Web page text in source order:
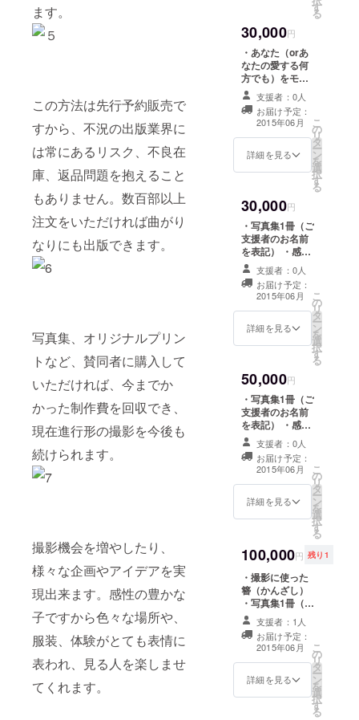
ます。
この方法は先行予約販売で
すから、不況の出版業界に
は常にあるリスク、不良在
庫、返品問題を抱えること
もありません。数百部以上
注文をいただければ曲がり
なりにも出版できます。
写真集、オリジナルプリン
トなど、賛同者に購入して
いただければ、今までか
かった制作費を回収でき、
現在進行形の撮影を今後も
続けられます。
撮影機会を増やしたり、
様々な企画やアイデアを実
現出来ます。感性の豊かな
子ですから色々な場所や、
服装、体験がとても表情に
表われ、見る人を楽しませ
てくれます。
の直筆サイン
入） 写真集の
中の希望の写
真 2カットを大
キャビネプリン
ト
（178mm×127
mm）
or 1
カットをA4プリ
ント
mm）
す
る
30,000円
・あなた（orあ
なたの愛する何
方でも）をモデ
ルに写真を撮影
します！ 交通
費（写真集にす
る場合はその費
用）などはご負
担下さい 撮影
い 撮影可能期
間はプロジェク
ト募集期間終了
後から1年間とし
ます
支援者：0人
お届け予定：
2015年06月
詳細を見る
こ
の
リ
タ
ー
ン
を
選
択
す
る
30,000円
・写真集1冊（ご
支援者のお名前
を表記） ・感謝
のメール ・少女
の写真のポスト
カード（写真は
こちらで選んだ
ものになりま
す）3種 ・少女
を写した動画 ・
の直筆サイン
入） 写真集の
中の希望の写
真 3カットを大
キャビネプリン
ト
（178mm×127
mm）
or 1
カットをA4プリ
ント
mm）額付き ・
少女によるご支
援者に宛てたお
礼のお手紙（手
書き）
支援者：0人
お届け予定：
2015年06月
詳細を見る
こ
の
リ
タ
ー
ン
を
選
択
す
る
50,000円
・写真集1冊（ご
支援者のお名前
を表記） ・感謝
のメール ・少女
の写真のポスト
カード（写真は
こちらで選んだ
ものになりま
す）3種 ・少女
を写した動画 ・
の直筆サイン
入） 写真集の
中の希望の写
真 5カットを大
キャビネプリン
ト
（178mm×127
mm）額付き
カットをA4プリ
ント
支援者：0人
お届け予定：
2015年06月
詳細を見る
こ
の
リ
タ
ー
ン
を
選
択
す
る
100,000円 残り1
・撮影に使った
簪（かんざし）
・写真集1冊（ご
支援者のお名前
を表記） ・感謝
のメール ・少女
の写真のポスト
カード（写真は
こちらで選んだ
支援者：1人
お届け予定：
2015年06月
詳細を見る
こ
の
リ
タ
ー
ン
を
選
択
す
る